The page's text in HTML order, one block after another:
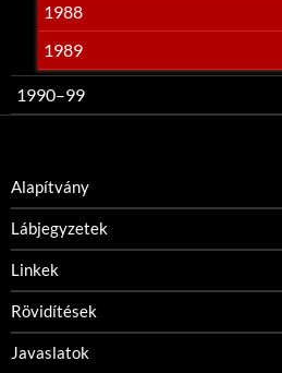
1988
1989
1990–99
Alapítvány
Lábjegyzetek
Linkek
Rövidítések
Javaslatok